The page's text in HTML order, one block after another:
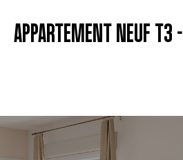
APPARTEMENT NEUF T3 -